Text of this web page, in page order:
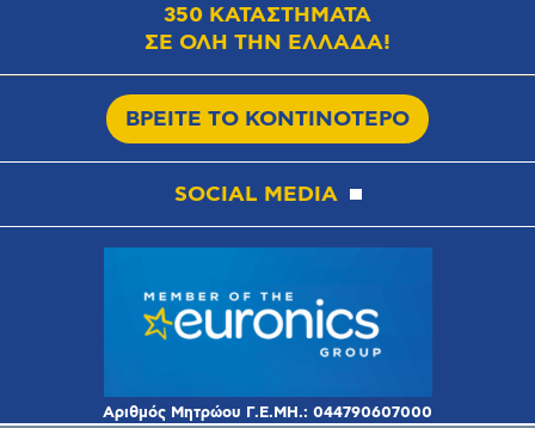
350 ΚΑΤΑΣΤΗΜΑΤΑ
ΣΕ ΟΛΗ ΤΗΝ ΕΛΛΑΔΑ!
ΒΡΕΙΤΕ ΤΟ ΚΟΝΤΙΝΟΤΕΡΟ
SOCIAL MEDIA